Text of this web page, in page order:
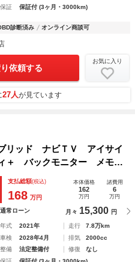
保証
保証付 (3ヶ月・3000km)
診断済み オンライン商談可
依頼する
お気に入り
27人が見ています
ッド ナビＴＶ アイサイ
＋ バックモニター メモリ
ＳＲＨ 運転支援システ
本州仕入れ
支払総額(税込)
168 万円
本体価格
162
万円
諸費用
6
万円
通常ローン 月々 15,300 円
年式 2021年 走行
7.8万km
車検
2028年4月 排気
2000cc
整備
法定整備付 修復
なし